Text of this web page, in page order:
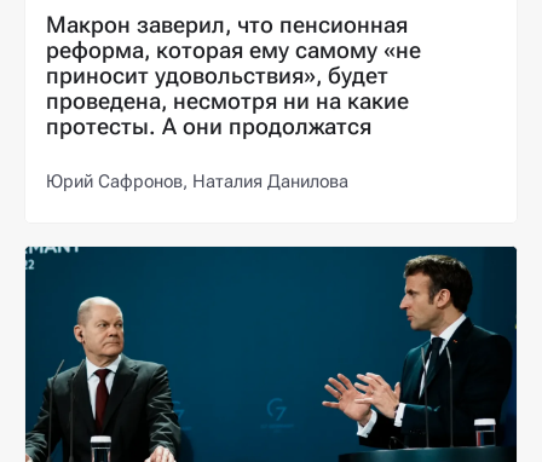
Макрон заверил, что пенсионная
реформа, которая ему самому «не
приносит удовольствия», будет
проведена, несмотря ни на какие
протесты. А они продолжатся
Юрий Сафронов, Наталия Данилова